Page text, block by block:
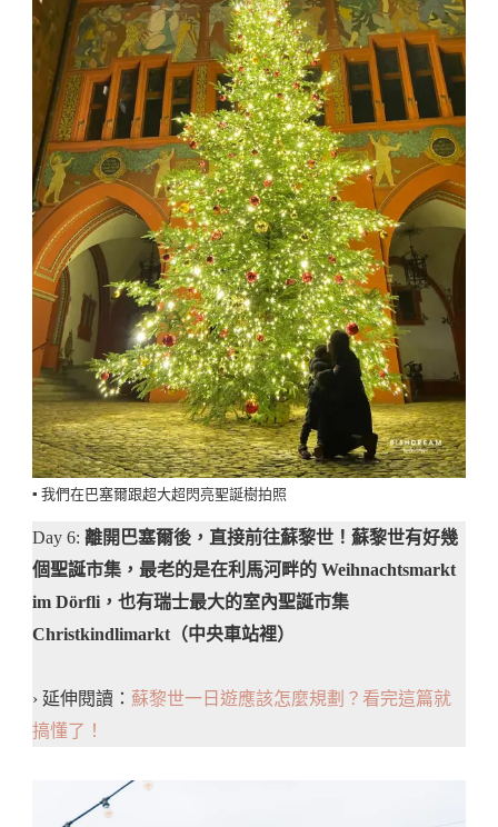
▪️ 我們在巴塞爾跟超大超閃亮聖誕樹拍照
Day 6: 離開巴塞爾後，直接前往蘇黎世！蘇黎世有好幾
個聖誕市集，最老的是在利馬河畔的 Weihnachtsmarkt
im Dörfli，也有瑞士最大的室內聖誕市集
Christkindlimarkt（中央車站裡）
› 延伸閱讀： 蘇黎世一日遊應該怎麼規劃？看完這篇就
搞懂了！